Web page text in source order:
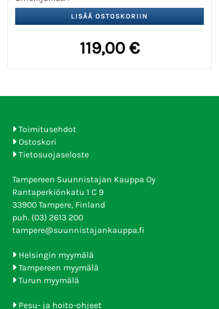
119,00 €
Toimitusehdot
Ostoskori
Tietosuojaseloste
Tampereen Suunnistajan Kauppa Oy
Rantaperkiönkatu 1 C 9
33900 Tampere, Finland
puh. (03) 2613 200
tampere@suunnistajankauppa.fi
Helsingin myymälä
Tampereen myymälä
Turun myymälä
Pesu- ja hoito-ohjeet